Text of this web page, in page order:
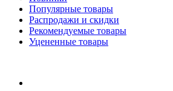
Популярные товары
Распродажи и скидки
Рекомендуемые товары
Уцененные товары